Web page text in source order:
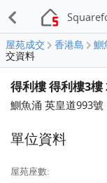
屋苑成交 香港島 鰂
交資料
得利樓 得利樓3樓
鰂魚涌 英皇道993號
單位資料
屋苑座數: